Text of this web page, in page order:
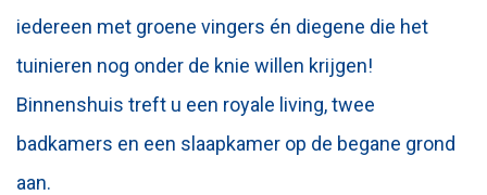
iedereen met groene vingers én diegene die het
tuinieren nog onder de knie willen krijgen!
Binnenshuis treft u een royale living, twee
badkamers en een slaapkamer op de begane grond
aan.